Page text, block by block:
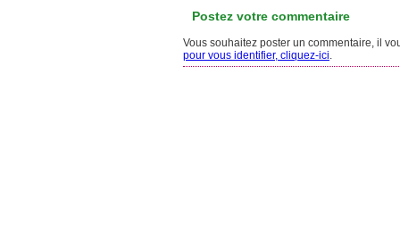
Postez votre commentaire
Vous souhaitez poster un commentaire, il
pour vous identifier, cliquez-ici.